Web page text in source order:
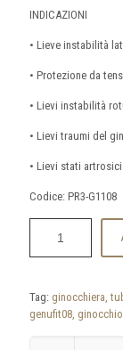
INDICAZIONI
• Lieve instabilità
• Protezione da
• Lievi instabilità
• Lievi traumi del
• Lievi stati
Codice: PR3-G1108
Tag: ginocchiera,
genufit08, ginocchio